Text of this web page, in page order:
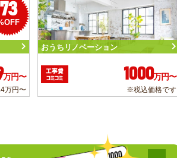
73
万円〜
万円〜
おうちリノベーション
工事費
コミコミ
1000万円〜
※税込価格です